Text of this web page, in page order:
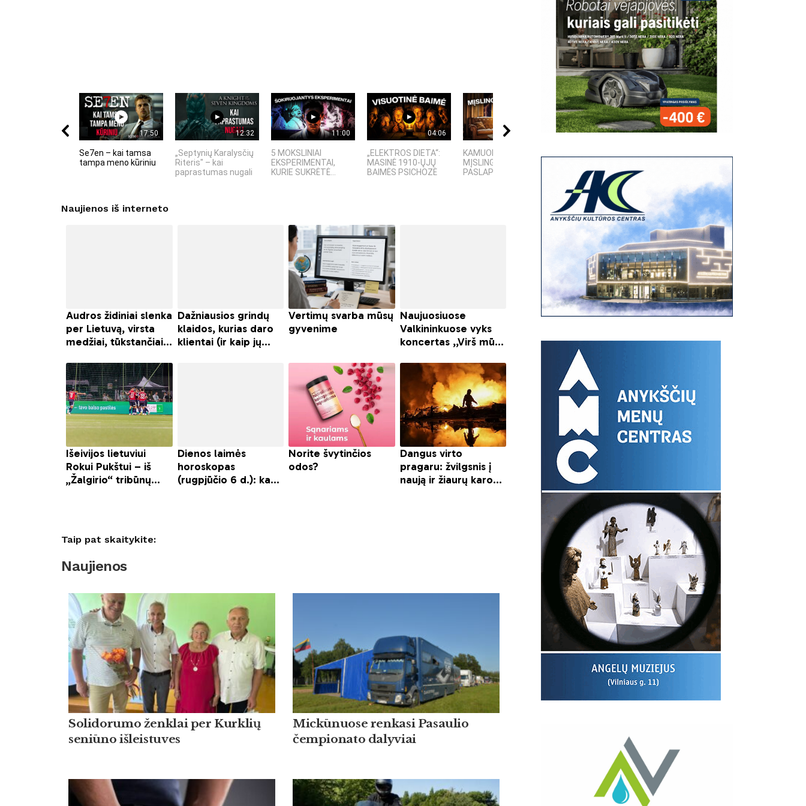
17:50
Se7en – kai tamsa
tampa meno kūriniu
12:32
„Septynių Karalysčių
Riteris" – kai
paprastumas nugali
11:00
5 MOKSLINIAI
EKSPERIMENTAI,
KURIE SUKRĖTĖ...
04:06
„ELEKTROS DIETA“:
MASINĖ 1910-ŲJŲ
BAIMĖS PSICHOZĖ
KAMUOLINIS ŽAIBAS:
MĮSLINGA GAMTOS
PASLAPTIS
06:37 03:19
Naujienos iš interneto
Taip pat skaitykite:
Naujienos
Solidorumo ženklai per Kurklių
seniūno išleistuves
Mickūnuose renkasi Pasaulio
čempionato dalyviai